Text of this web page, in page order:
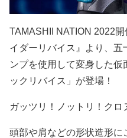
TAMASHII NATION 2022
イダーリバイス』より、五
ンプを使用して変身した
ックリバイス」が登場！
ガッツリ！ノットリ！クロ
頭部や肩などの形状造形に